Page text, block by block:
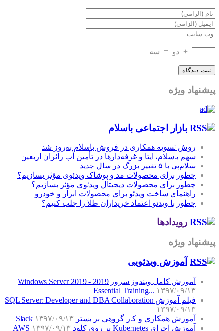
+ دو = سه
پیشنهاد ویژه
بازار اجتماعی باسلام
روش تسویه همکاری در فروش باسلام به‌روز شد
سهم باسلام، ایتا و غرفه‌دارها در تأمین آب زائران اربعین
سلام‌پی با ۵ تغییر بزرگ در سال جدید
چطور برای محصولات مد و پوشاک ویدئوی مؤثر بسازیم؟
چطور برای محصولات دیجیتال ویدئوی مؤثر بسازیم؟
راهنمای ساخت ویدئو برای محصولات ابزار و خودرو
چطور با ویدئو اعتماد خریداران طلا را جلب کنیم؟
رویدادها
پیشنهاد ویژه
آموزش‌ ویدئویی
آموزش کامل ویندوز سرور 2019 - Windows Server 2019
Essential Training... ۱۳۹۷/۰۹/۱۳
فیلم آموزش SQL Server: Developer and DBA Collaboration
۱۳۹۷/۰۹/۱۳
آموزش همکاری و کار گروهی بر بستر Slack ۱۳۹۷/۰۹/۱۳
آموزش اجرای Kubernetes بر روی کلود AWS
۱۳۹۷/۰۹/۱۳